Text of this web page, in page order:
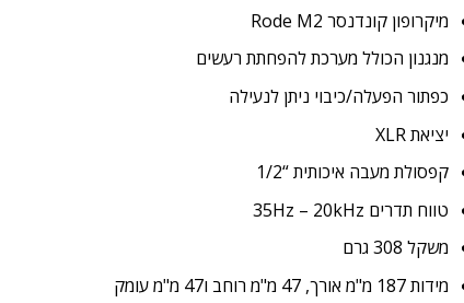
מיקרופון קונדנסר Rode M2
מנגנון הכולל מערכת להפחתת רעשים
כפתור הפעלה/כיבוי ניתן לנעילה
יציאת XLR
קפסולת מעבה איכותית “1/2
טווח תדרים 35Hz – 20kHz
משקל 308 גרם
מידות 187 מ"מ אורך, 47 מ"מ רוחב ו47 מ"מ עומק